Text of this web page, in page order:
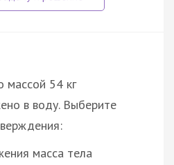
массой 54 кг
в воду. Выберите
масса тела